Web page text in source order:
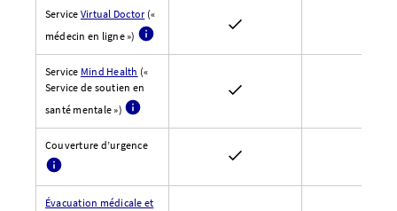
Service Virtual Doctor(«
médecin en ligne »)
Service Mind Health («
Service de soutien en
santé mentale »)
Couverture d’urgence
Évacuation médicale et